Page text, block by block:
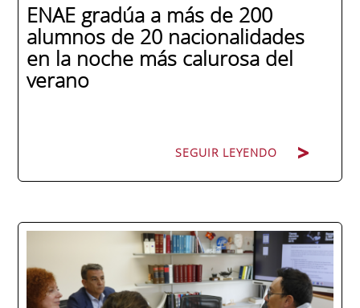
ENAE gradúa a más de 200
alumnos de 20 nacionalidades
en la noche más calurosa del
verano
SEGUIR LEYENDO
La promoción 2025/2026 de ENAE Business
School se convirtió en una de las más
internacionales de la historia de la escuela
en una ceremonia celebrada en Murcia